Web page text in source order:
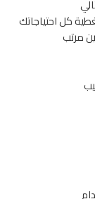
كل احتياجاتك